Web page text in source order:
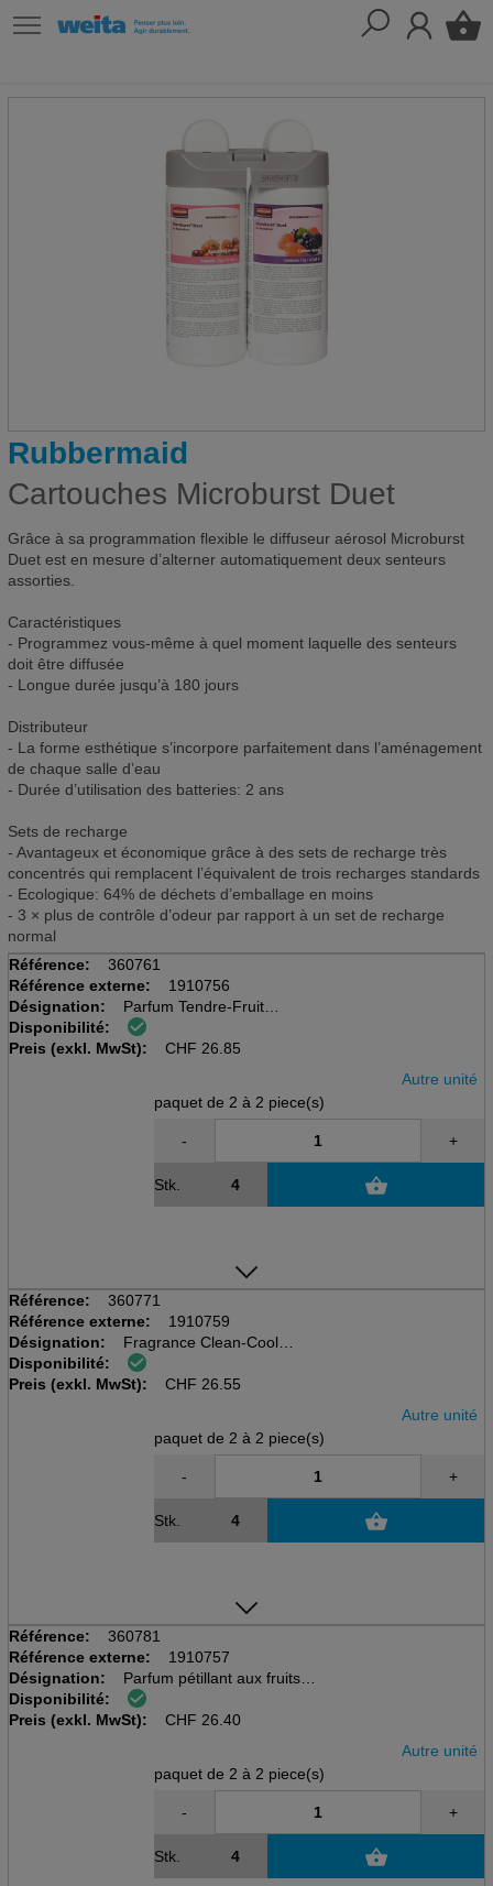
Rubbermaid
Cartouches Microburst Duet
Grâce à sa programmation flexible le diffuseur aérosol Microburst
Duet est en mesure d’alterner automatiquement deux senteurs
assorties.
Caractéristiques
- Programmez vous-même à quel moment laquelle des senteurs
doit être diffusée
- Longue durée jusqu’à 180 jours
Distributeur
- La forme esthétique s’incorpore parfaitement dans l’aménagement
de chaque salle d’eau
- Durée d’utilisation des batteries: 2 ans
Sets de recharge
- Avantageux et économique grâce à des sets de recharge très
concentrés qui remplacent l’équivalent de trois recharges standards
- Ecologique: 64% de déchets d’emballage en moins
- 3 × plus de contrôle d’odeur par rapport à un set de recharge
normal
Référence:
360761
Référence externe:
1910756
Désignation:
Parfum Tendre-Fruit
MICROBURST DUET 2x121ml
pour Microburst (360751)
Disponibilité:
Preis (exkl. MwSt):
CHF 26.85
Autre unité
paquet de 2 à 2 piece(s)
- +
Stk.
Référence:
360771
Référence externe:
1910759
Désignation:
Fragrance Clean-Cool
MICROBURST DUET 2x121ml
pour Microburst (360751)
Disponibilité:
Preis (exkl. MwSt):
CHF 26.55
Autre unité
paquet de 2 à 2 piece(s)
- +
Stk.
Référence:
360781
Référence externe:
1910757
Désignation:
Parfum pétillant aux fruits
MICROBURST DUET 2x121ml
pour Microburst (360751)
Disponibilité:
Preis (exkl. MwSt):
CHF 26.40
Autre unité
paquet de 2 à 2 piece(s)
- +
Stk.